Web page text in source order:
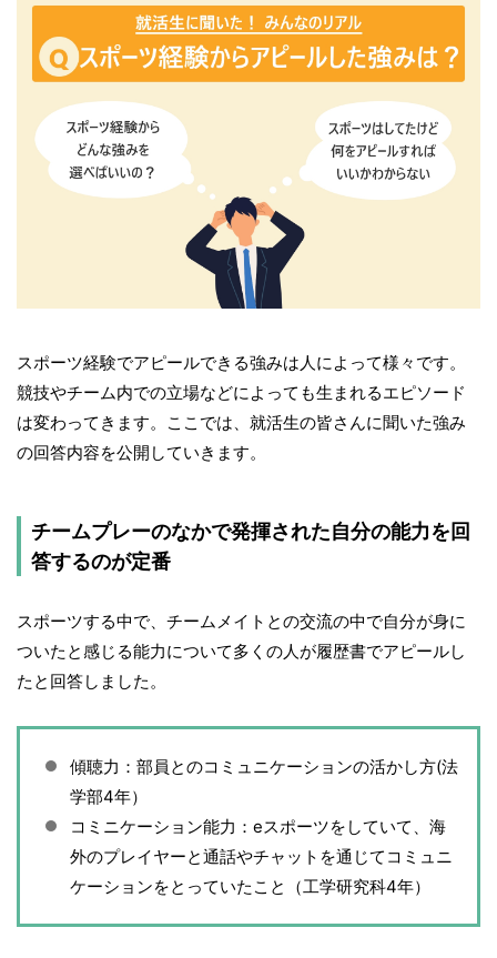
スポーツ経験でアピールできる強みは人によって様々です。
競技やチーム内での立場などによっても生まれるエピソード
は変わってきます。ここでは、就活生の皆さんに聞いた強み
の回答内容を公開していきます。
チームプレーのなかで発揮された自分の能力を回
答するのが定番
スポーツする中で、チームメイトとの交流の中で自分が身に
ついたと感じる能力について多くの人が履歴書でアピールし
たと回答しました。
傾聴力：部員とのコミュニケーションの活かし方(法
学部4年）
コミニケーション能力：eスポーツをしていて、海
外のプレイヤーと通話やチャットを通じてコミュニ
ケーションをとっていたこと（工学研究科4年）